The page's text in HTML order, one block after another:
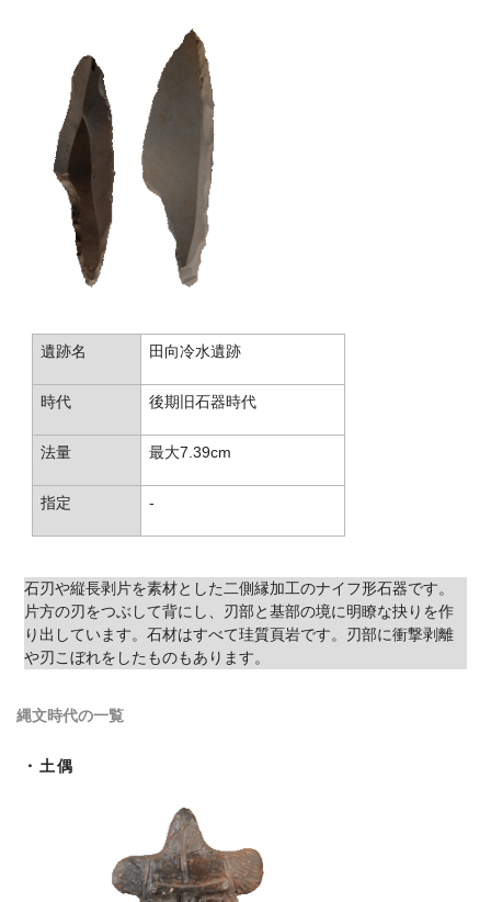
遺跡名 田向冷水遺跡
時代 後期旧石器時代
法量 最大7.39cm
指定 -
石刃や縦長剥片を素材とした二側縁加工のナイフ形石器です。
片方の刃をつぶして背にし、刃部と基部の境に明瞭な抉りを作
り出しています。石材はすべて珪質頁岩です。刃部に衝撃剥離
や刃こぼれをしたものもあります。
縄文時代の一覧
・土偶